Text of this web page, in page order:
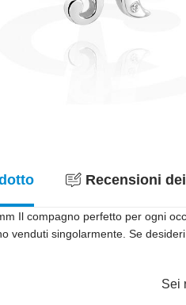
Recensioni
Il compagno perfetto per ogni
venduti singolarmente. Se
Sei